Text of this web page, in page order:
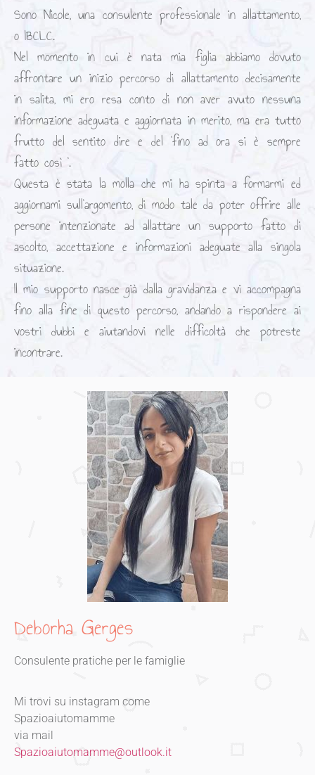
Sono Nicole, una consulente professionale in allattamento,
o IBCLC.
Nel momento in cui è nata mia figlia abbiamo dovuto
affrontare un inizio percorso di allattamento decisamente
in salita, mi ero resa conto di non aver avuto nessuna
informazione adeguata e aggiornata in merito, ma era tutto
frutto del sentito dire e del ‘fino ad ora si è sempre
fatto così ‘.
Questa è stata la molla che mi ha spinta a formarmi ed
aggiornami sull’argomento, di modo tale da poter offrire alle
persone intenzionate ad allattare un supporto fatto di
ascolto, accettazione e informazioni adeguate alla singola
situazione.
Il mio supporto nasce già dalla gravidanza e vi accompagna
fino alla fine di questo percorso, andando a rispondere ai
vostri dubbi e aiutandovi nelle difficoltà che potreste
incontrare.
Deborha Gerges
Consulente pratiche per le famiglie
Mi trovi su instagram come
Spazioaiutomamme
via mail
Spazioaiutomamme@outlook.it